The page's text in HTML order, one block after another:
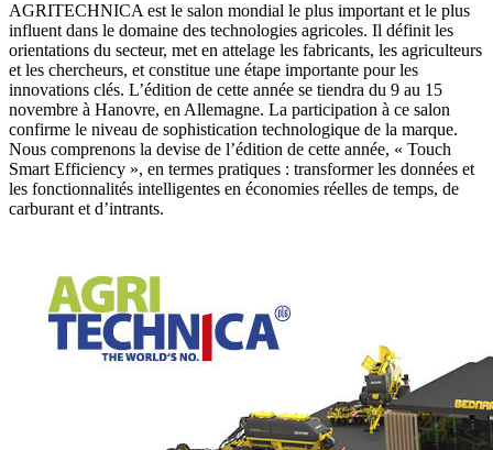
AGRITECHNICA est le salon mondial le plus important et le plus
influent dans le domaine des technologies agricoles. Il définit les
orientations du secteur, met en attelage les fabricants, les agriculteurs
et les chercheurs, et constitue une étape importante pour les
innovations clés. L’édition de cette année se tiendra du 9 au 15
novembre à Hanovre, en Allemagne. La participation à ce salon
confirme le niveau de sophistication technologique de la marque.
Nous comprenons la devise de l’édition de cette année, « Touch
Smart Efficiency », en termes pratiques : transformer les données et
les fonctionnalités intelligentes en économies réelles de temps, de
carburant et d’intrants.